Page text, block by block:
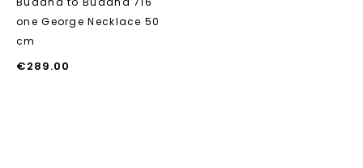
one George Necklace 50
cm
€289.00